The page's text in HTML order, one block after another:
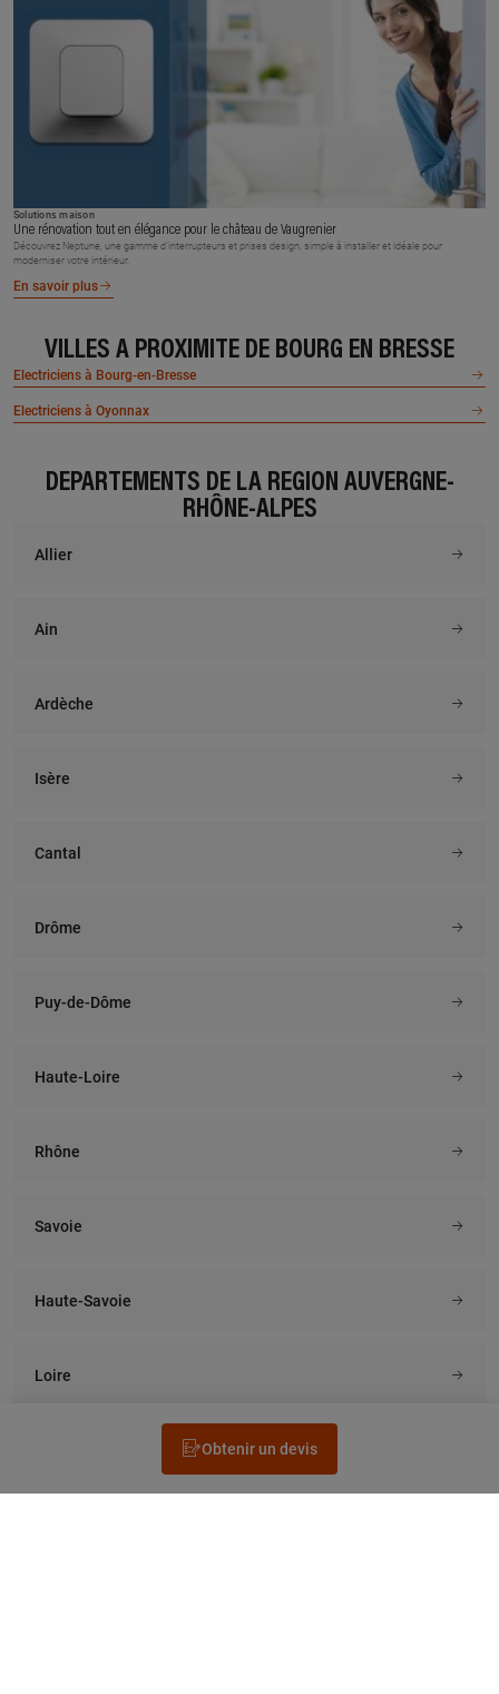
Obtenir un devis
Solutions maison
Une rénovation tout en élégance pour le château de Vaugrenier
Découvrez Neptune, une gamme d’interrupteurs et prises design, simple à installer et idéale pour
moderniser votre intérieur.
En savoir plus
VILLES À PROXIMITÉ DE BOURG EN BRESSE
Electriciens à Bourg-en-Bresse
Electriciens à Oyonnax
DÉPARTEMENTS DE LA RÉGION AUVERGNE-
RHÔNE-ALPES
Allier
Ain
Ardèche
Isère
Cantal
Drôme
Puy-de-Dôme
Haute-Loire
Rhône
Savoie
Haute-Savoie
Loire